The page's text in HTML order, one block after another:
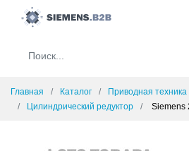
Главная Каталог Приводная техника
Цилиндрический редуктор
Siemens